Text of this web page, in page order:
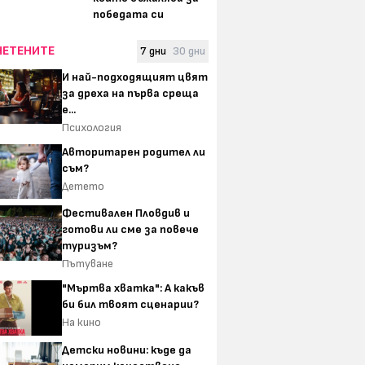
победата си
7 дни 30 дни
И най-подходящият цвят
за дреха на първа среща
е...
Психология
Авторитарен родител ли
съм?
Детето
Фестивален Пловдив и
готови ли сме за повече
туризъм?
Пътуване
"Мъртва хватка": А какъв
би бил твоят сценарии?
На кино
Детски новини: къде да